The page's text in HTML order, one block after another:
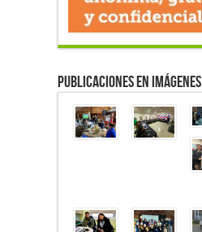
Publicaciones en Imágenes